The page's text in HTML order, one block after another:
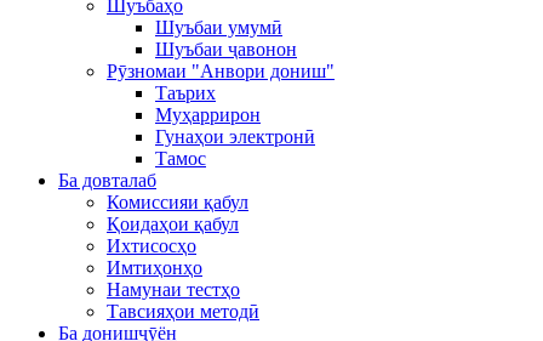
Шуъбаҳо
Шуъбаи умумӣ
Шуъбаи ҷавонон
Рӯзномаи "Анвори дониш"
Таърих
Муҳаррирон
Гунаҳои электронӣ
Тамос
Ба довталаб
Комиссияи қабул
Қоидаҳои қабул
Ихтисосҳо
Имтиҳонҳо
Намунаи тестҳо
Тавсияҳои методӣ
Ба донишҷӯён